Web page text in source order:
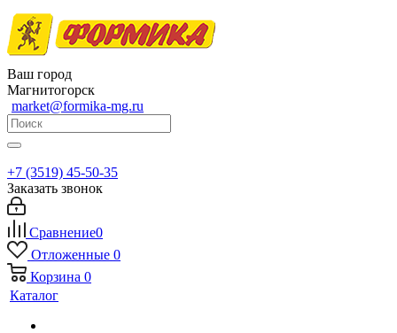
Ваш город
Магнитогорск
market@formika-mg.ru
+7 (3519) 45-50-35
Заказать звонок
Сравнение0
Отложенные 0
Корзина 0
Каталог